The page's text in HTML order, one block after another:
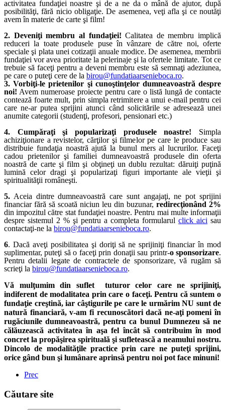
activitatea fundaţiei noastre şi de a ne da o mână de ajutor, după
posibilităţi, fără nicio obligaţie. De asemenea, veţi afla şi ce noutăţi
avem în materie de carte şi film!
2. Deveniţi membru al fundaţiei!Calitatea de membru implică
reduceri la toate produsele puse în vânzare de către noi, oferte
speciale şi plata unei cotizaţii anuale modice. De asemenea, membrii
fundaţiei vor avea prioritate la pelerinaje şi la ofertele limitate. Tot ce
trebuie să faceţi pentru a deveni membru este să semnaţi adeziunea,
pe care o puteţi cere de la birou@fundatiaarsenieboca.ro.
3. Vorbiţi-le prietenilor şi cunoştinţelor dumneavoastră despre
noi! Avem numeroase proiecte pentru care o listă lungă de contacte
contează foarte mult, prin simpla retrimitere a unui e-mail pentru cei
care ne-ar putea sprijini atunci când solicitările se adresează unei
anumite categorii (studenţi, profesori, pensionari etc.)
4. Cumpăraţi şi popularizaţi produsele noastre! Simpla
achiziţionare a revistelor, cărţilor şi filmelor pe care le produce sau
distribuie fundaţia noastră ajută la bunul mers al lucrurilor. Faceţi
cadou prietenilor şi familiei dumneavoastră produsele din oferta
noastră de carte şi film şi obţineţi un dublu rezultat: dăruiţi puţină
lumină celor dragi şi popularizaţi figuri importante ale vieţii şi
spiritualităţii româneşti.
5. Aceia dintre dumneavoastră care sunt angajaţi, ne pot sprijini
financiar fără să scoată niciun leu din buzunar, redirecţionând 2%
din impozitul către stat fundaţiei noastre. Pentru mai multe informaţii
despre sistemul 2 % şi pentru a completa formularul click aici sau
contactaţi-ne la birou@fundatiaarsenieboca.ro.
6. Dacă aveţi posibilitatea şi doriţi să ne sprijiniţi financiar în mod
suplimentar, puteţi să o faceţi prin donaţii sau printr-o sponsorizare.
Pentru detalii legate de contractele de sponsorizare, vă rugăm să
scrieţi la birou@fundatiaarsenieboca.ro.
Vă mulţumim din suflet tuturor celor care ne sprijiniţi,
indiferent de modalitatea prin care o faceţi. Pentru că suntem o
fundaţie creştină, iar câştigurile pe care le urmărim NU sunt de
natură financiară, v-am fi recunoscători dacă ne-aţi pomeni în
rugăciunile dumneavoastră, pentru ca bunul Dumnezeu să ne
călăuzească activitatea în aşa fel încât să contribuim în mod
concret la propăşirea spirituală şi sufletească a neamului nostru.
Dincolo de modalităţile practice prin care ne puteţi sprijini,
orice gând bun şi lumânare aprinsă pentru noi pot face minuni!
Prec
Căutare site